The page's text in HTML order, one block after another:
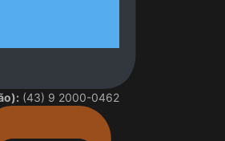
(43) 9 2000-0462